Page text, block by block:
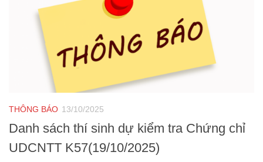
THÔNG BÁO 13/10/2025
Danh sách thí sinh dự kiểm tra Chứng chỉ
UDCNTT K57(19/10/2025)